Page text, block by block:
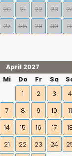
20 21 22 23
27 28 29 30
April 2027
Mi Do Fr Sa
1
2 3
4
7 8 9 10
11
14 15 16 17
21 22 23 24